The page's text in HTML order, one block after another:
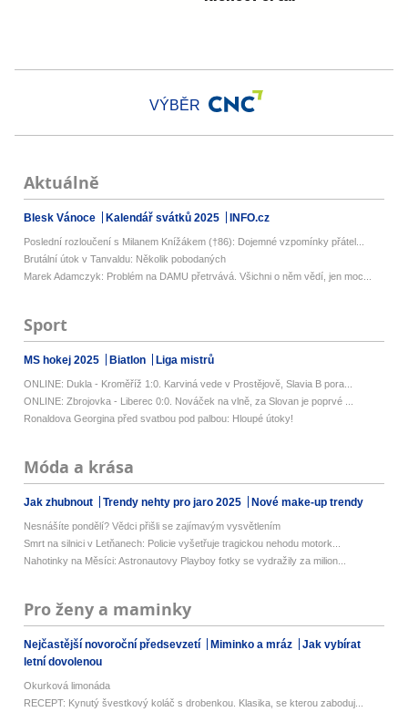
VÝBĚR
Aktuálně
Blesk Vánoce Kalendář svátků 2025 INFO.cz
Poslední rozloučení s Milanem Knížákem (†86): Dojemné vzpomínky přátel...
Brutální útok v Tanvaldu: Několik pobodaných
Marek Adamczyk: Problém na DAMU přetrvává. Všichni o něm vědí, jen moc...
Sport
MS hokej 2025 Biatlon Liga mistrů
ONLINE: Dukla - Kroměříž 1:0. Karviná vede v Prostějově, Slavia B pora...
ONLINE: Zbrojovka - Liberec 0:0. Nováček na vlně, za Slovan je poprvé ...
Ronaldova Georgina před svatbou pod palbou: Hloupé útoky!
Móda a krása
Jak zhubnout Trendy nehty pro jaro 2025 Nové make-up trendy
Nesnášíte pondělí? Vědci přišli se zajímavým vysvětlením
Smrt na silnici v Letňanech: Policie vyšetřuje tragickou nehodu motork...
Nahotinky na Měsíci: Astronautovy Playboy fotky se vydražily za milion...
Pro ženy a maminky
Nejčastější novoroční předsevzetí Miminko a mráz
Jak vybírat
letní dovolenou
Okurková limonáda
RECEPT: Kynutý švestkový koláč s drobenkou. Klasika, se kterou zaboduj...